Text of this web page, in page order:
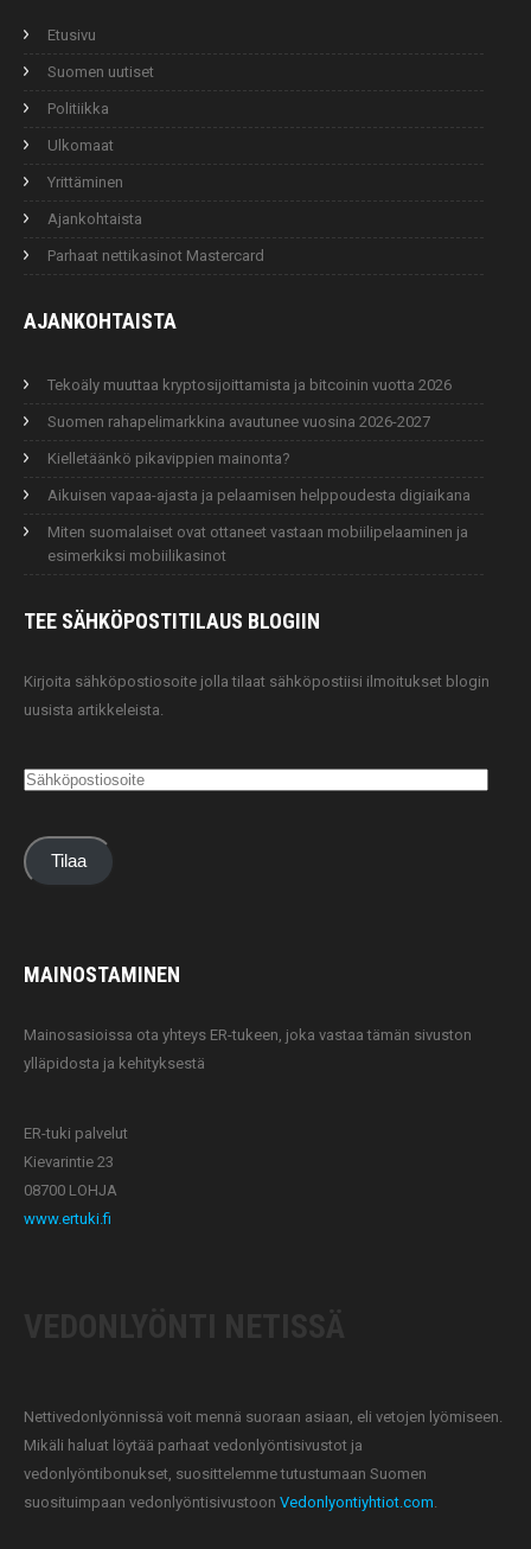
Etusivu
Suomen uutiset
Politiikka
Ulkomaat
Yrittäminen
Ajankohtaista
Parhaat nettikasinot Mastercard
AJANKOHTAISTA
Tekoäly muuttaa kryptosijoittamista ja bitcoinin vuotta 2026
Suomen rahapelimarkkina avautunee vuosina 2026-2027
Kielletäänkö pikavippien mainonta?
Aikuisen vapaa-ajasta ja pelaamisen helppoudesta digiaikana
Miten suomalaiset ovat ottaneet vastaan mobiilipelaaminen ja
esimerkiksi mobiilikasinot
TEE SÄHKÖPOSTITILAUS BLOGIIN
Kirjoita sähköpostiosoite jolla tilaat sähköpostiisi ilmoitukset blogin
uusista artikkeleista.
Sähköpostiosoite
Tilaa
MAINOSTAMINEN
Mainosasioissa ota yhteys ER-tukeen, joka vastaa tämän sivuston
ylläpidosta ja kehityksestä
ER-tuki palvelut
Kievarintie 23
08700 LOHJA
www.ertuki.fi
Nettivedonlyönnissä voit mennä suoraan asiaan, eli vetojen lyömiseen.
Mikäli haluat löytää parhaat vedonlyöntisivustot ja
vedonlyöntibonukset, suosittelemme tutustumaan Suomen
suosituimpaan vedonlyöntisivustoon Vedonlyontiyhtiot.com.